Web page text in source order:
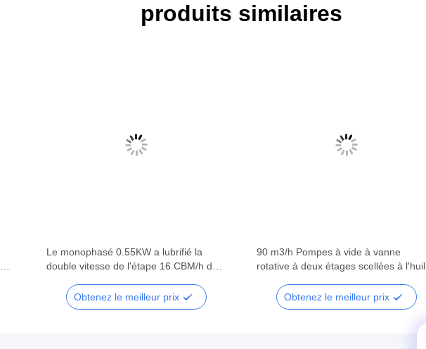
produits similaires
Le monophasé 0.55KW a lubrifié la
double vitesse de l'étape 16 CBM/h de
Obtenez le meilleur prix
90 m3/h Pompes à vide à vanne
rotative à deux étages scellées à l'huile
Obtenez le meilleur prix